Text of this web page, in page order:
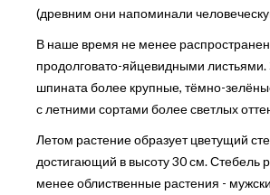
(древним они напоминали
В наше время не менее
продолговато-яйцевидными листьями.
шпината более крупные, тёмно-
с летними сортами более светлых
Летом растение образует цветущий
достигающий в высоту 30 см. Стебель
менее облиственные растения -